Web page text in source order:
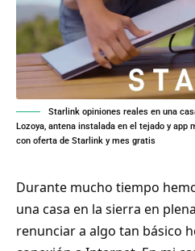
Starlink opiniones reales en una
Lozoya, antena instalada en el tejado y app
con oferta de Starlink y mes gratis
Durante mucho tiempo
una casa en la sierra en
renunciar a algo tan básico